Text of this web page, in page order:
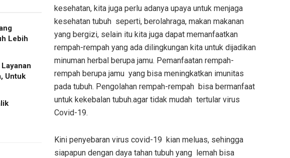
Lebih
Untuk
kesehatan, kita juga perlu adanya upaya untuk menjaga
kesehatan tubuh seperti, berolahraga, makan makanan
yang bergizi, selain itu kita juga dapat memanfaatkan
rempah-rempah yang ada dilingkungan kita untuk dijadikan
minuman herbal berupa jamu. Pemanfaatan rempah-
rempah berupa jamu yang bisa meningkatkan imunitas
pada tubuh. Pengolahan rempah-rempah bisa bermanfaat
untuk kekebalan tubuh.agar tidak mudah tertular virus
Covid-19.
Kini penyebaran virus covid-19 kian meluas, sehingga
siapapun dengan daya tahan tubuh yang lemah bisa